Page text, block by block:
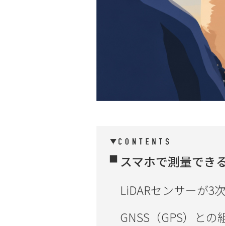
スマホで測量でき
LiDARセンサーが3
GNSS（GPS）と